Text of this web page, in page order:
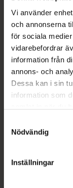
Vi använder
och annonserna
för sociala
vidarebefordrar
information från
annons- och
Dessa kan i sin
information som
återkalla ditt
lagligheten av
Nödvändig
Inställningar
Beskrivning
Läs
EAN: